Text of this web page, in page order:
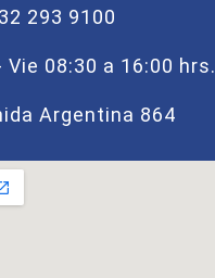
293 9100
Vie 08:30 a 16:00 hrs.
Argentina 864